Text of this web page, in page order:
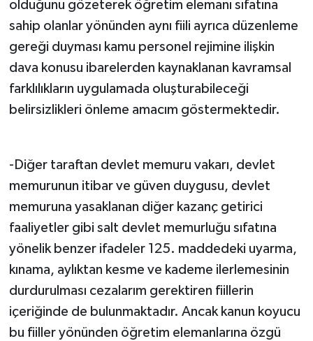
olduğunu gözeterek öğretim elemanı sıfatına
sahip olanlar yönünden aynı fiili ayrıca düzenleme
gereği duyması kamu personel rejimine ilişkin
dava konusu ibarelerden kaynaklanan kavramsal
farklılıkların uygulamada oluşturabileceği
belirsizlikleri önleme amacım göstermektedir.
-Diğer taraftan devlet memuru vakarı, devlet
memurunun itibar ve güven duygusu, devlet
memuruna yasaklanan diğer kazanç getirici
faaliyetler gibi salt devlet memurluğu sıfatına
yönelik benzer ifadeler 125. maddedeki uyarma,
kınama, aylıktan kesme ve kademe ilerlemesinin
durdurulması cezalarım gerektiren fiillerin
içeriğinde de bulunmaktadır. Ancak kanun koyucu
bu fiiller yönünden öğretim elemanlarına özgü